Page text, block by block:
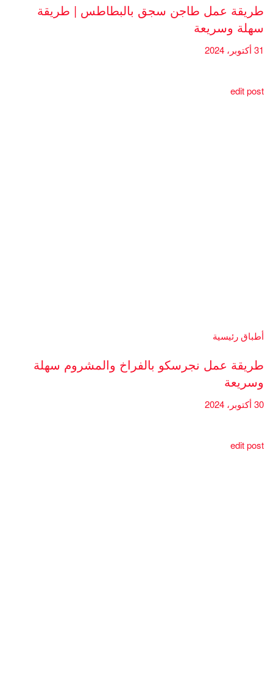
طريقة عمل طاجن سجق بالبطاطس | طريقة
سهلة وسريعة
31 أكتوبر، 2024
edit post
أطباق رئيسية
طريقة عمل نجرسكو بالفراخ والمشروم سهلة
وسريعة
30 أكتوبر، 2024
edit post